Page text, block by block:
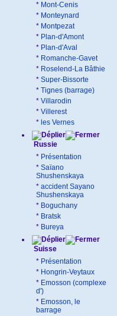
* Mont-Cenis
* Monteynard
* Montpezat
* Plan-d'Amont
* Plan-d'Aval
* Romanche-Gavet
* Roselend-La Bâthie
* Super-Bissorte
* Tignes (barrage)
* Villarodin
* Villerest
* les Vernes
Russie
* Présentation
* Saïano
Shushenskaya
* accident Sayano
Shushenskaya
* Boguchany
* Bratsk
* Bureya
Suisse
* Présentation
* Hongrin-Veytaux
* Emosson (complexe
d')
* Emosson, le
barrage